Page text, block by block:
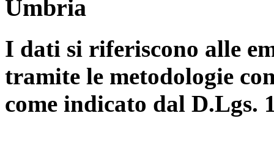
Umbria
I dati si riferiscono alle
tramite le metodologie
come indicato dal D.Lgs.